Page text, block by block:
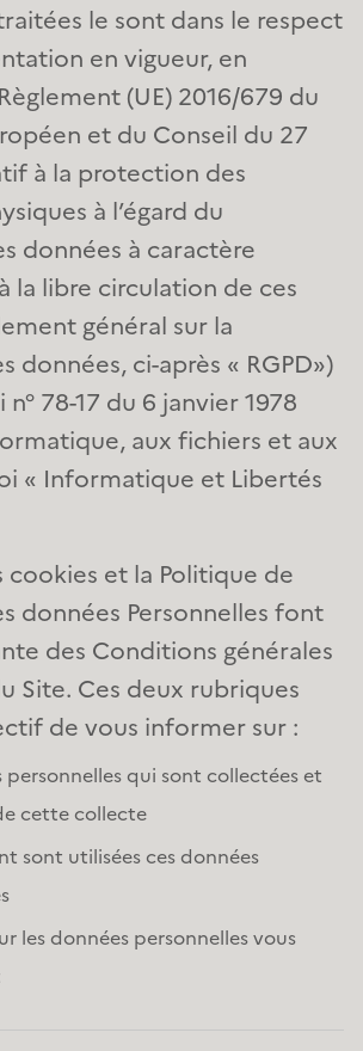
le sont dans le respect
en vigueur, en
(UE) 2016/679 du
et du Conseil du 27
à la protection des
à l’égard du
données à caractère
la libre circulation de ces
général sur la
données, ci-après « RGPD»)
78-17 du 6 janvier 1978
aux fichiers et aux
« Informatique et Libertés
cookies et la Politique de
données Personnelles font
des Conditions générales
Site. Ces deux rubriques
de vous informer sur :
personnelles qui sont collectées et
cette collecte
sont utilisées ces données
les données personnelles vous